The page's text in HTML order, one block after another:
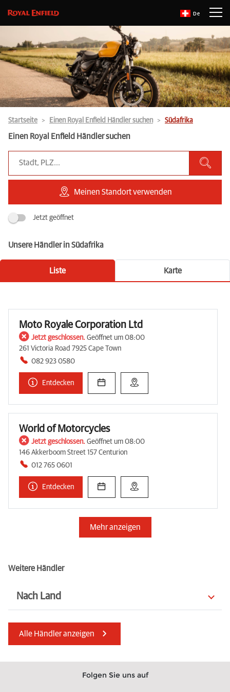
De
Startseite Einen Royal Enfield Händler suchen Südafrika
Einen Royal Enfield Händler suchen
Meinen Standort verwenden
Jetzt geöffnet
Unsere Händler in Südafrika
Liste Karte
Moto Royale Corporation Ltd
Jetzt geschlossen. Geöffnet um 08:00
261 Victoria Road 7925 Cape Town
082 923 0580
Entdecken
World of Motorcycles
Jetzt geschlossen. Geöffnet um 08:00
146 Akkerboom Street 157 Centurion
012 765 0601
Entdecken
Mehr anzeigen
Weitere Händler
Nach Land
Jersey
Guernsey
Alle Händler anzeigen
Folgen Sie uns auf